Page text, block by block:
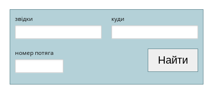
звідки куди
номер потяга